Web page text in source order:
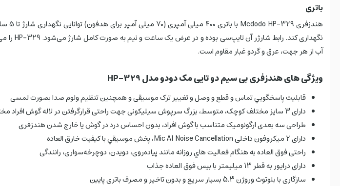
باتری
آب از هر جهت، عرق و گردو غبار مقاوم است.
ویژگی های هندزفری بی سیم دو تایی مک دودو مدل HP-329
قابليت پاسخگويي تماس و قطع و وصل و تغییر ترک موسیقی و همچنین تنظیم ولوم صدا بصورت لمسی
دارای 3 سایز مختلف کوچک، متوسط، بزرگ سرپوش سیلیکونی جهت راحتی قرارگرفتن در لاله گوش افراد مختلف
طراحی سه بعدی ارگونومیک متناسب با گوش افراد، بدون احساس درد در گوش يا خارج شدن هندزفری
دارای 2 میکروفون داخلی Mic AI Noise Cancellation، پخش موسيقي با كيفيت خارق العاده
راحتی فوق العاده به هنگام فعاليت هاي روزانه مانند پیاده‌روی، دویدن، دوچرخه‌سواری، رانندگی
دارای درایور به قطر 13 میلیمتر با بيس فوق العاده جذاب
سازگاری با بلوتوث وروژن 5.3 بسیار سریع و بدون تاخیر و مصرف باتری پایین